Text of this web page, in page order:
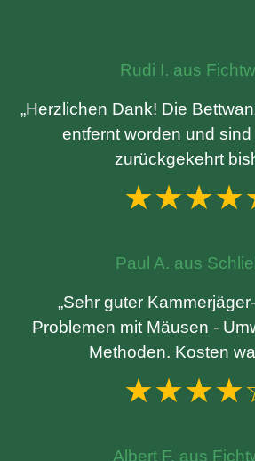
Rudi I. aus
„Herzlichen Dank! Die
entfernt worden und
zurückgekehrt
Paul A. aus
„Sehr guter
Problemen mit Mäusen -
Methoden. Kosten
Albert F. aus